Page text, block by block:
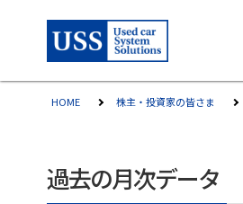
HOME 株主・投資家の皆さま
過去の月次データ